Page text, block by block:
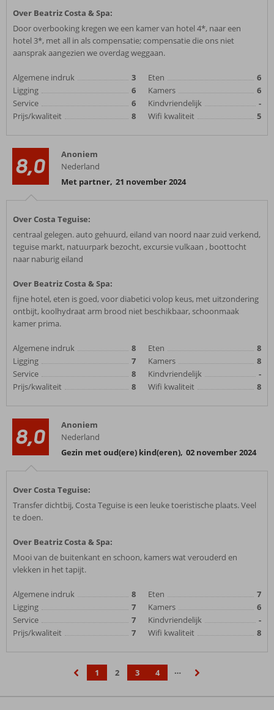
Over Beatriz Costa & Spa:
Door overbooking kregen we een kamer van hotel 4*, naar een
hotel 3*, met all in als compensatie; compensatie die ons niet
aansprak aangezien we overdag weggaan.
Algemene indruk
3
Ligging
6
Service
6
Prijs/kwaliteit
8
Eten
6
Kamers
6
Kindvriendelijk
-
Wifi kwaliteit
5
8,0
Anoniem
Nederland
Met partner, 21 november 2024
Over Costa Teguise:
centraal gelegen. auto gehuurd, eiland van noord naar zuid verkend,
teguise markt, natuurpark bezocht, excursie vulkaan , boottocht
naar naburig eiland
Over Beatriz Costa & Spa:
fijne hotel, eten is goed, voor diabetici volop keus, met uitzondering
ontbijt, koolhydraat arm brood niet beschikbaar, schoonmaak
kamer prima.
Algemene indruk
8
Ligging
7
Service
8
Prijs/kwaliteit
8
Eten
8
Kamers
8
Kindvriendelijk
-
Wifi kwaliteit
8
8,0
Anoniem
Nederland
Gezin met oud(ere) kind(eren), 02 november 2024
Over Costa Teguise:
Transfer dichtbij, Costa Teguise is een leuke toeristische plaats. Veel
te doen.
Over Beatriz Costa & Spa:
Mooi van de buitenkant en schoon, kamers wat verouderd en
vlekken in het tapijt.
Algemene indruk
8
Ligging
7
Service
7
Prijs/kwaliteit
7
Eten
7
Kamers
6
Kindvriendelijk
-
Wifi kwaliteit
8
1 2 3 4
…